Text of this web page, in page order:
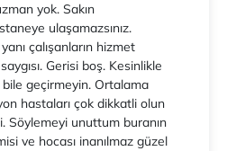
yok. Sakın
ulaşamazsınız.
çalışanların hizmet
Gerisi boş. Kesinlikle
bile geçirmeyin. Ortalama
hastaları çok dikkatli olun
Söylemeyi unuttum buranın
ve hocası inanılmaz güzel